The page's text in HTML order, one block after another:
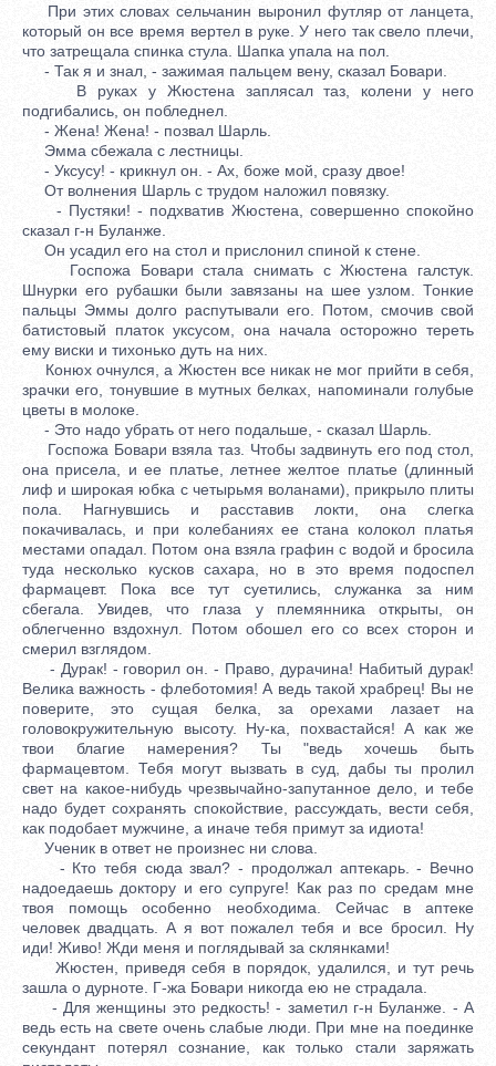
При этих словах сельчанин выронил футляр от ланцета,
который он все время вертел в руке. У него так свело плечи,
что затрещала спинка стула. Шапка упала на пол.
- Так я и знал, - зажимая пальцем вену, сказал Бовари.
В руках у Жюстена заплясал таз, колени у него
подгибались, он побледнел.
- Жена! Жена! - позвал Шарль.
Эмма сбежала с лестницы.
- Уксусу! - крикнул он. - Ах, боже мой, сразу двое!
От волнения Шарль с трудом наложил повязку.
- Пустяки! - подхватив Жюстена, совершенно спокойно
сказал г-н Буланже.
Он усадил его на стол и прислонил спиной к стене.
Госпожа Бовари стала снимать с Жюстена галстук.
Шнурки его рубашки были завязаны на шее узлом. Тонкие
пальцы Эммы долго распутывали его. Потом, смочив свой
батистовый платок уксусом, она начала осторожно тереть
ему виски и тихонько дуть на них.
Конюх очнулся, а Жюстен все никак не мог прийти в себя,
зрачки его, тонувшие в мутных белках, напоминали голубые
цветы в молоке.
- Это надо убрать от него подальше, - сказал Шарль.
Госпожа Бовари взяла таз. Чтобы задвинуть его под стол,
она присела, и ее платье, летнее желтое платье (длинный
лиф и широкая юбка с четырьмя воланами), прикрыло плиты
пола. Нагнувшись и расставив локти, она слегка
покачивалась, и при колебаниях ее стана колокол платья
местами опадал. Потом она взяла графин с водой и бросила
туда несколько кусков сахара, но в это время подоспел
фармацевт. Пока все тут суетились, служанка за ним
сбегала. Увидев, что глаза у племянника открыты, он
облегченно вздохнул. Потом обошел его со всех сторон и
смерил взглядом.
- Дурак! - говорил он. - Право, дурачина! Набитый дурак!
Велика важность - флеботомия! А ведь такой храбрец! Вы не
поверите, это сущая белка, за орехами лазает на
головокружительную высоту. Ну-ка, похвастайся! А как же
твои благие намерения? Ты "ведь хочешь быть
фармацевтом. Тебя могут вызвать в суд, дабы ты пролил
свет на какое-нибудь чрезвычайно-запутанное дело, и тебе
надо будет сохранять спокойствие, рассуждать, вести себя,
как подобает мужчине, а иначе тебя примут за идиота!
Ученик в ответ не произнес ни слова.
- Кто тебя сюда звал? - продолжал аптекарь. - Вечно
надоедаешь доктору и его супруге! Как раз по средам мне
твоя помощь особенно необходима. Сейчас в аптеке
человек двадцать. А я вот пожалел тебя и все бросил. Ну
иди! Живо! Жди меня и поглядывай за склянками!
Жюстен, приведя себя в порядок, удалился, и тут речь
зашла о дурноте. Г-жа Бовари никогда ею не страдала.
- Для женщины это редкость! - заметил г-н Буланже. - А
ведь есть на свете очень слабые люди. При мне на поединке
секундант потерял сознание, как только стали заряжать